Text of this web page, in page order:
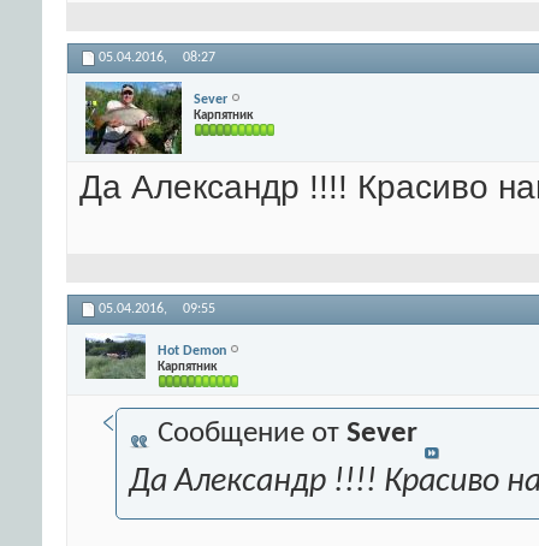
05.04.2016, 08:27
Sever
Карпятник
Да Александр !!!! Красиво
05.04.2016, 09:55
Hot Demon
Карпятник
Сообщение от Sever
Да Александр !!!! Красиво